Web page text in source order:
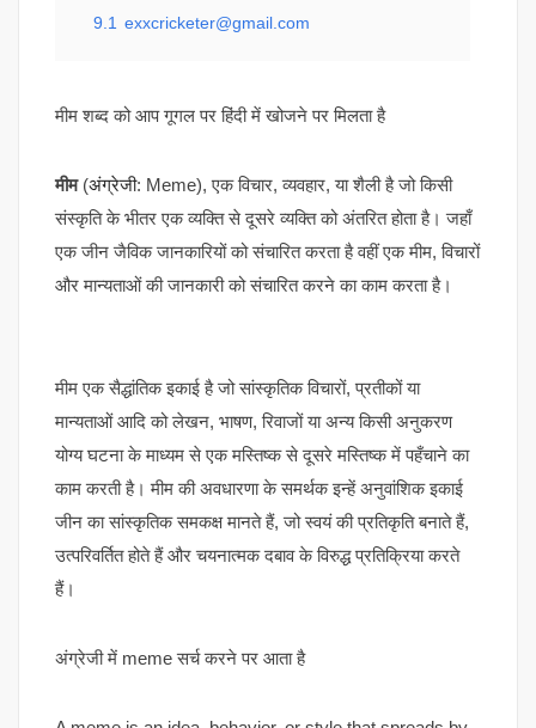
9.1 exxcricketer@gmail.com
मीम शब्द को आप गूगल पर हिंदी में खोजने पर मिलता है
मीम(अंग्रेजी: Meme), एक विचार, व्यवहार, या शैली है जो किसी
संस्कृति के भीतर एक व्यक्ति से दूसरे व्यक्ति को अंतरित होता है। जहाँ
एक जीन जैविक जानकारियों को संचारित करता है वहीं एक मीम, विचारों
और मान्यताओं की जानकारी को संचारित करने का काम करता है।
मीम एक सैद्धांतिक इकाई है जो सांस्कृतिक विचारों, प्रतीकों या
मान्यताओं आदि को लेखन, भाषण, रिवाजों या अन्य किसी अनुकरण
योग्य घटना के माध्यम से एक मस्तिष्क से दूसरे मस्तिष्क में पहँचाने का
काम करती है। मीम की अवधारणा के समर्थक इन्हें अनुवांशिक इकाई
जीन का सांस्कृतिक समकक्ष मानते हैं, जो स्वयं की प्रतिकृति बनाते हैं,
उत्परिवर्तित होते हैं और चयनात्मक दबाव के विरुद्ध प्रतिक्रिया करते
हैं।
अंग्रेजी में meme सर्च करने पर आता है